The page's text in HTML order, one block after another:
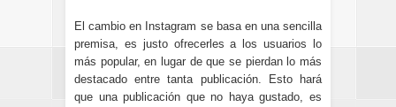
El cambio en Instagram se basa en una sencilla
premisa, es justo ofrecerles a los usuarios lo
más popular, en lugar de que se pierdan lo más
destacado entre tanta publicación. Esto hará
que una publicación que no haya gustado, es